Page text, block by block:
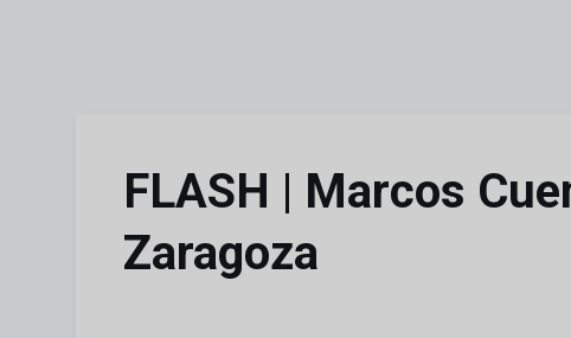
FLASH | Marcos
Zaragoza